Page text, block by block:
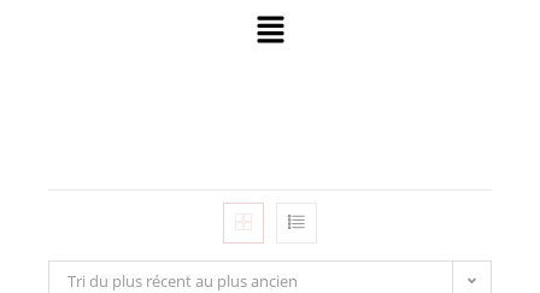
Tri du plus récent au plus ancien